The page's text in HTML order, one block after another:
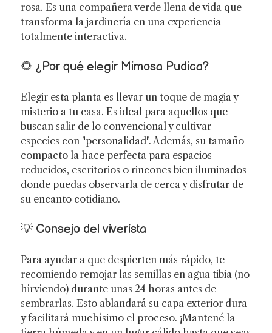
rosa. Es una compañera verde llena de vida que
transforma la jardinería en una experiencia
totalmente interactiva.
🌻 ¿Por qué elegir Mimosa Pudica?
Elegir esta planta es llevar un toque de magia y
misterio a tu casa. Es ideal para aquellos que
buscan salir de lo convencional y cultivar
especies con "personalidad". Además, su tamaño
compacto la hace perfecta para espacios
reducidos, escritorios o rincones bien iluminados
donde puedas observarla de cerca y disfrutar de
su encanto cotidiano.
💡 Consejo del viverista
Para ayudar a que despierten más rápido, te
recomiendo remojar las semillas en agua tibia (no
hirviendo) durante unas 24 horas antes de
sembrarlas. Esto ablandará su capa exterior dura
y facilitará muchísimo el proceso. ¡Mantené la